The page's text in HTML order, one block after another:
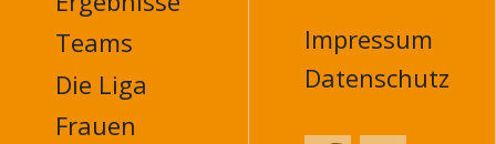
Teams
Die Liga
Frauen
Impressum
Datenschutz